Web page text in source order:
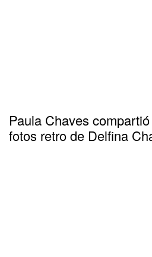
Paula Chaves
fotos retro de Delfina